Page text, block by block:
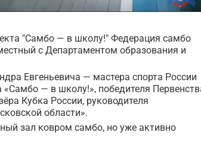
"Самбо — в школу!" Федерация самбо
с Департаментом образования и
Евгеньевича — мастера спорта России
— в школу!», победителя
Кубка России, руководителя
области».
зал ковром самбо, но уже активно